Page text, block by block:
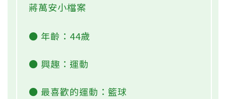
蔣萬安小檔案
● 年齡：44歲
● 興趣：運動
● 最喜歡的運動：籃球